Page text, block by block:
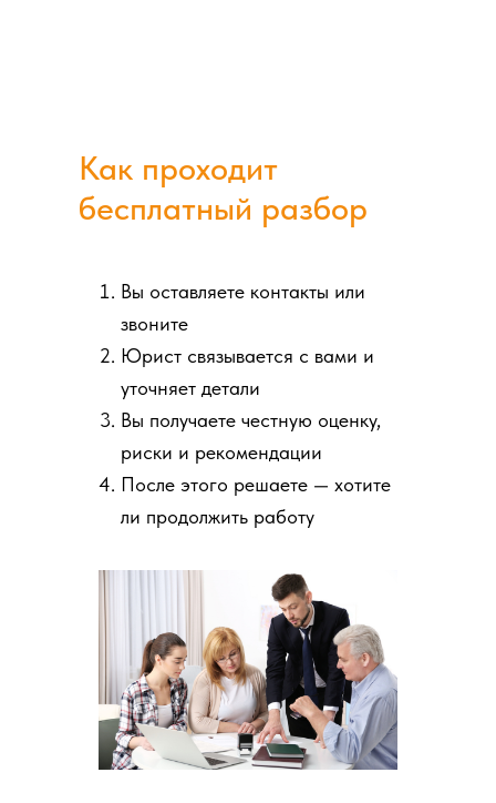
Как проходит
бесплатный разбор
Вы оставляете контакты или
звоните
Юрист связывается с вами и
уточняет детали
Вы получаете честную оценку,
риски и рекомендации
После этого решаете — хотите
ли продолжить работу